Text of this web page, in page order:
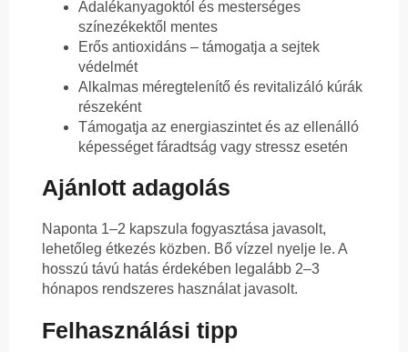
Adalékanyagoktól és mesterséges
színezékektől mentes
Erős antioxidáns – támogatja a sejtek
védelmét
Alkalmas méregtelenítő és revitalizáló kúrák
részeként
Támogatja az energiaszintet és az ellenálló
képességet fáradtság vagy stressz esetén
Ajánlott adagolás
Naponta 1–2 kapszula fogyasztása javasolt,
lehetőleg étkezés közben. Bő vízzel nyelje le. A
hosszú távú hatás érdekében legalább 2–3
hónapos rendszeres használat javasolt.
Felhasználási tipp